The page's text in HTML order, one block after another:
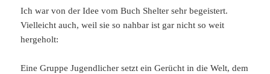
Ich war von der Idee vom Buch Shelter sehr begeistert.
Vielleicht auch, weil sie so nahbar ist gar nicht so weit
hergeholt:
Eine Gruppe Jugendlicher setzt ein Gerücht in die Welt, dem